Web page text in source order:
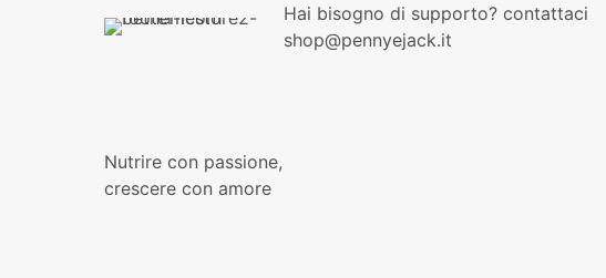
Hai bisogno di supporto? contattaci
shop@pennyejack.it
Nutrire con passione,
crescere con amore